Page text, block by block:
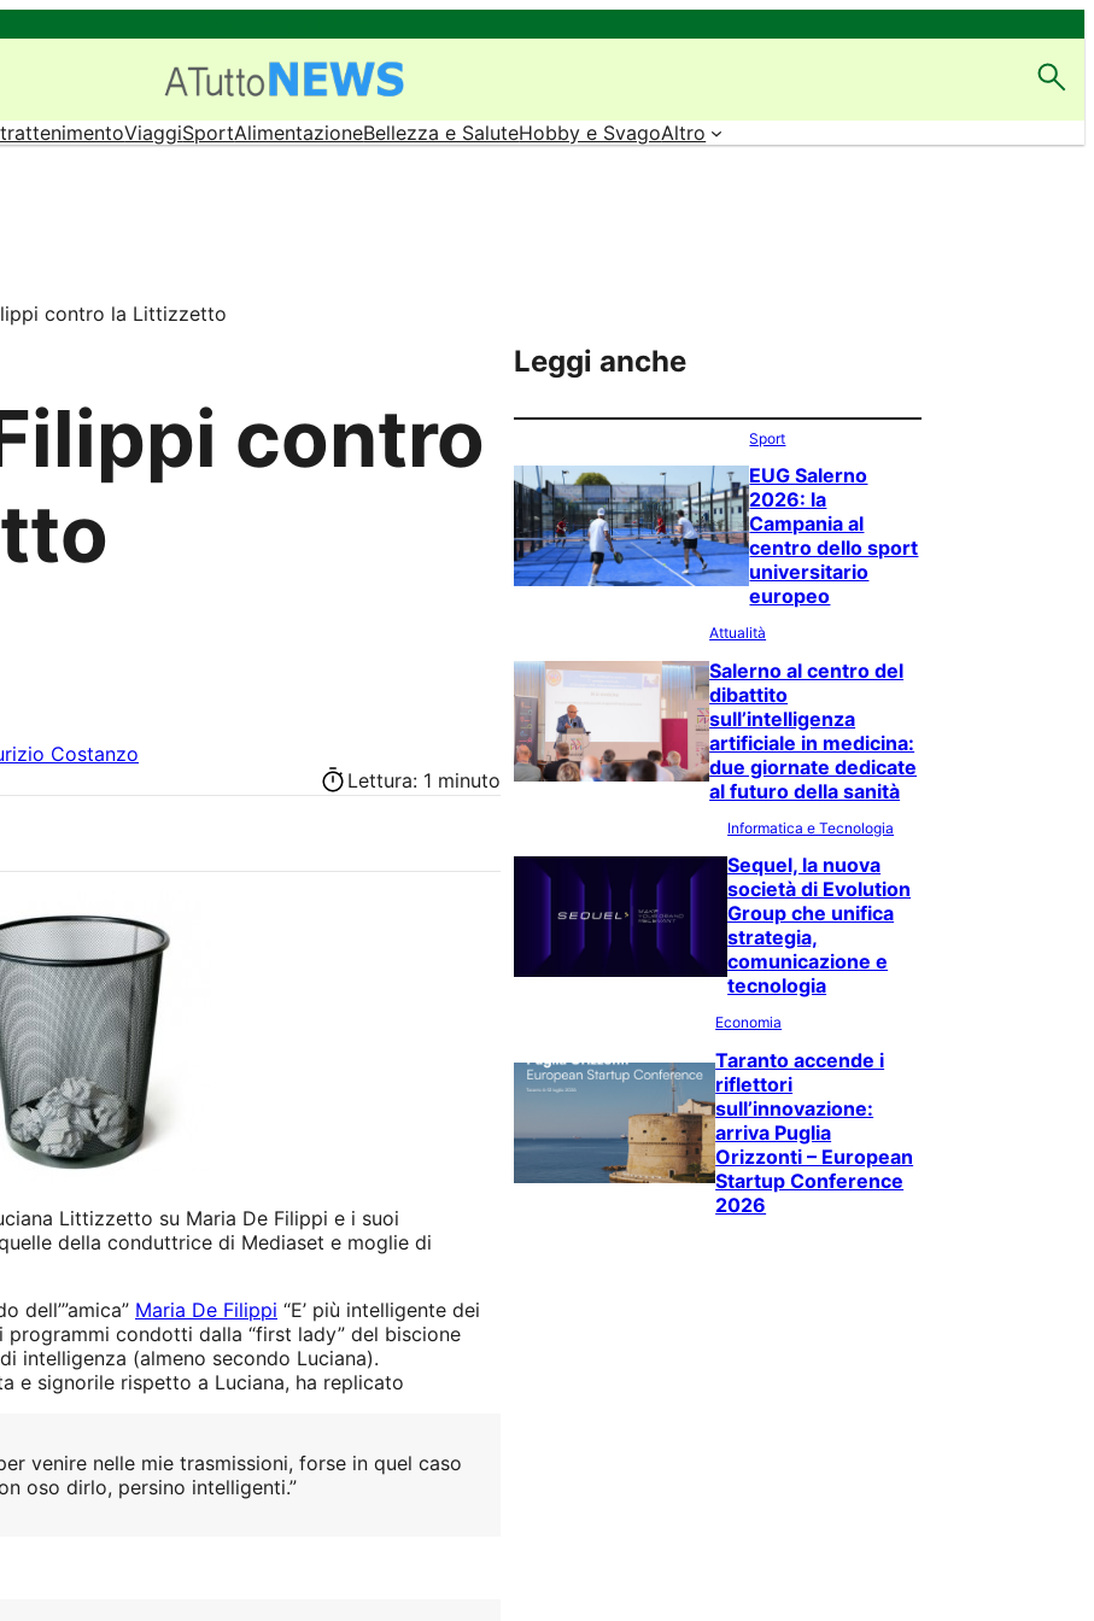
LinkedIn
Bandcamp
Behance
Twitter
LinkLink
ViaggiSportAlimentazioneBellezza e SaluteHobby e SvagoAltro
contro la Littizzetto
contro
Costanzo
Lettura: 1 minuto
Littizzetto su Maria De Filippi e i suoi
della conduttrice di Mediaset e moglie di
dell’”amica” Maria De Filippi “E’ più intelligente dei
programmi condotti dalla “first lady” del biscione
intelligenza (almeno secondo Luciana).
e signorile rispetto a Luciana, ha replicato
venire nelle mie trasmissioni, forse in quel caso
oso dirlo, persino intelligenti.”
Leggi anche
Sport
EUG Salerno
2026: la
Campania al
centro dello sport
universitario
europeo
Attualità
Salerno al centro del
dibattito
sull’intelligenza
artificiale in medicina:
due giornate dedicate
al futuro della sanità
Informatica e Tecnologia
Sequel, la nuova
società di Evolution
Group che unifica
strategia,
comunicazione e
tecnologia
Economia
Taranto accende i
riflettori
sull’innovazione:
arriva Puglia
Orizzonti – European
Startup Conference
2026